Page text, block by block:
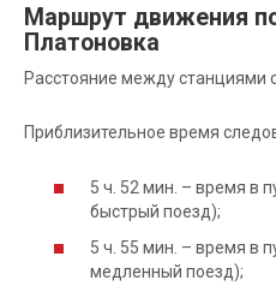
Маршрут движения
Платоновка
Расстояние между станциями
Приблизительное время
5 ч. 52 мин. – время в
быстрый поезд);
5 ч. 55 мин. – время в
медленный поезд);